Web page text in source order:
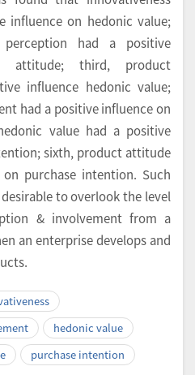
influence on hedonic value;
perception had a positive
attitude; third, product
influence hedonic value;
had a positive influence on
value had a positive
sixth, product attitude
purchase intention. Such
to overlook the level
& involvement from a
an enterprise develops and
hedonic value
purchase intention